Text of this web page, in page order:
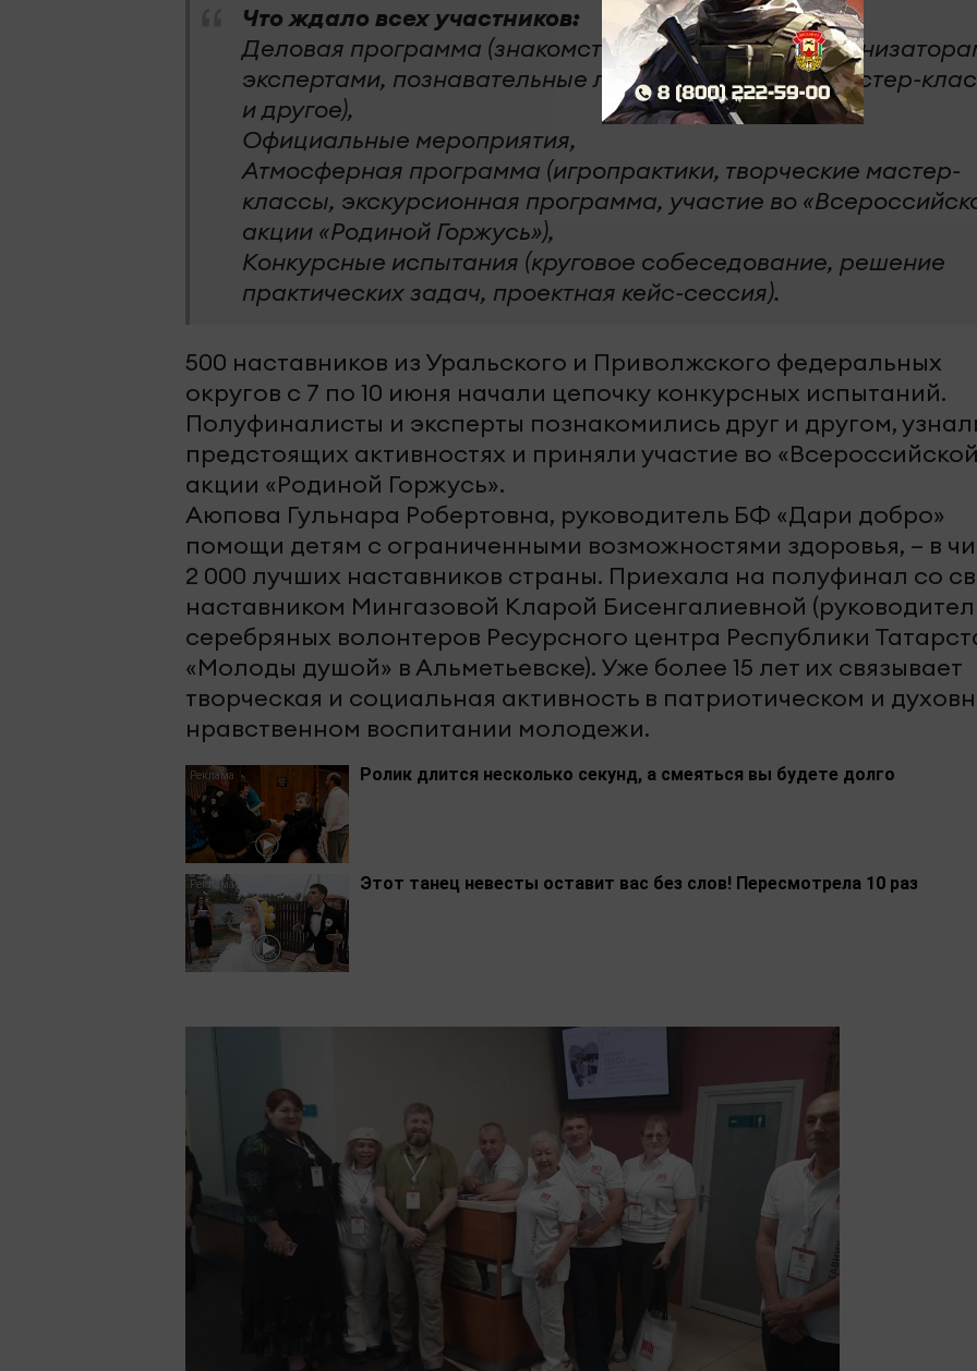
Что ждало всех участников:
Деловая программа (знакомство друг с другом,
экспертами, познавательные лекции, дискуссии, мастер-
и другое),
Официальные мероприятия,
Атмосферная программа (игропрактики, творческие мастер-
классы, экскурсионная программа, участие во
акции «Родиной Горжусь»),
Конкурсные испытания (круговое собеседование, решение
практических задач, проектная кейс-сессия).
500 наставников из Уральского и Приволжского федеральных
округов с 7 по 10 июня начали цепочку конкурсных испытаний.
Полуфиналисты и эксперты познакомились друг и другом,
предстоящих активностях и приняли участие во
акции «Родиной Горжусь».
Аюпова Гульнара Робертовна, руководитель БФ «Дари добро»
помощи детям с ограниченными возможностями здоровья, – в
2 000 лучших наставников страны. Приехала на полуфинал со
наставником Мингазовой Кларой Бисенгалиевной
серебряных волонтеров Ресурсного центра Республики
«Молоды душой» в Альметьевске). Уже более 15 лет их связывает
творческая и социальная активность в патриотическом и
нравственном воспитании молодежи.
Ролик длится несколько секунд, а смеяться вы будете долго
Этот танец невесты оставит вас без слов! Пересмотрела 10 раз